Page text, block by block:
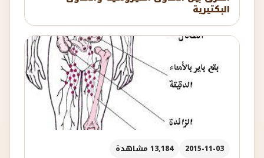
البكتيرية
2015-11-03 13,184 مشاهدة